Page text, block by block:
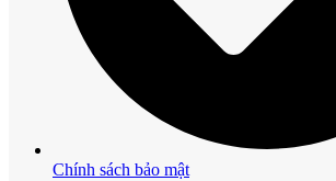
Chính sách bảo mật